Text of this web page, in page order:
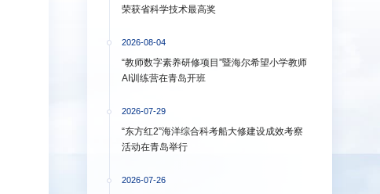
荣获省科学技术最高奖
2026-08-04
“教师数字素养研修项目”暨海尔希望小学教师
AI训练营在青岛开班
2026-07-29
“东方红2”海洋综合科考船大修建设成效考察
活动在青岛举行
2026-07-26